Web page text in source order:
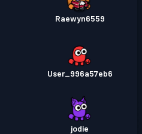
Raewyn6559
User_996a57eb6
jodie